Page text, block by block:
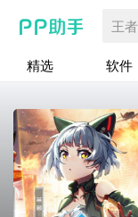
王
精选 软件